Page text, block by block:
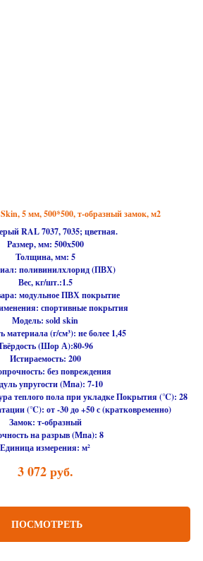
5 мм, 500*500, т-образный замок, м2
RAL 7037, 7035; цветная.
Размер, мм: 500х500
Толщина, мм: 5
поливинилхлорид (ПВХ)
Вес, кг/шт.:1.5
модульное ПВХ покрытие
спортивные покрытия
Модель: sold skin
материала (г/см³): не более 1,45
(Шор А):80-96
Истираемость: 200
без повреждения
упругости (Мпа): 7-10
теплого пола при укладке Покрытия (℃): 28
(℃): от -30 до +50 с (кратковременно)
Замок: т-образный
на разрыв (Мпа): 8
Единица измерения: м²
3 072 руб.
ПОСМОТРЕТЬ